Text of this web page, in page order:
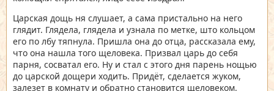
Царская дощь ня слушает, а сама пристально на него
глядит. Глядела, глядела и узнала по метке, што кольцом
его по лбу тяпнула. Пришла она до отца, рассказала ему,
что она нашла того щеловека. Призвал царь до себя
парня, сосватал его. Ну и стал с этого дня парень нощью
до царской дощери ходить. Придёт, сделается жуком,
залезет в комнату и обратно становится щеловеком.